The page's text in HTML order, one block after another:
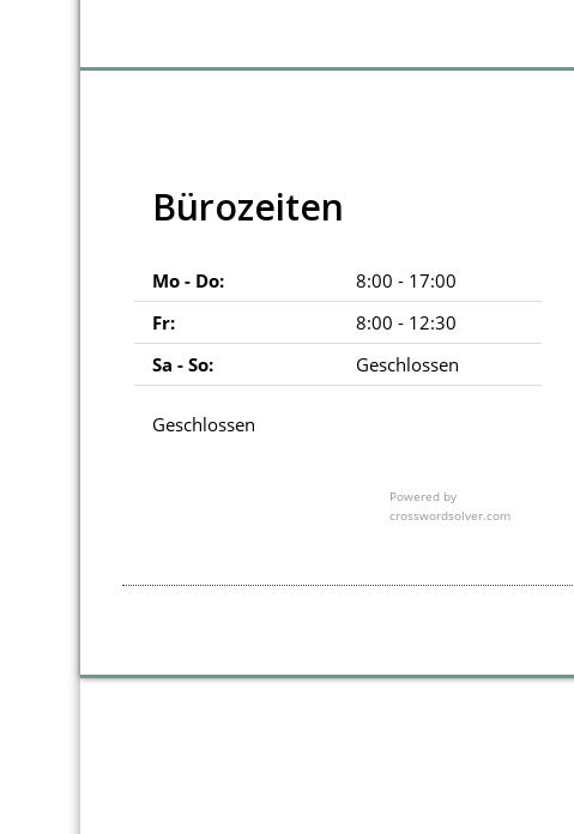
Bürozeiten
Mo - Do:
8:00 - 17:00
Fr:
8:00 - 12:30
Sa - So:
Geschlossen
Geschlossen
Powered by
crosswordsolver.com